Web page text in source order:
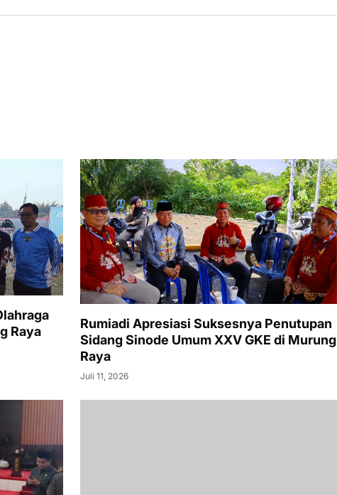
Raya
Rumiadi Apresiasi Suksesnya Penutupan
Sidang Sinode Umum XXV GKE di Murung
Raya
Juli 11, 2026